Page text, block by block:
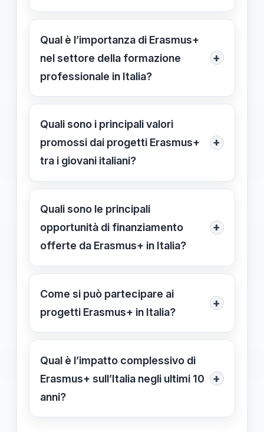
Ha mobilitato circa 425.000 studenti
e staff universitario attraverso 240
partnership, migliorando
l’internazionalizzazione delle
Qual è l’importanza di Erasmus+
nel settore della formazione
professionale in Italia?
+
Sono stati realizzati circa 3.400
progetti, coinvolgendo circa 148.000
partecipanti, per sviluppare
competenze richieste dal mercato del
Quali sono i principali valori
promossi dai progetti Erasmus+
tra i giovani italiani?
+
Favoriscono esperienze di
cittadinanza europea, scambio
culturale, inclusione sociale e
sviluppo di competenze trasversali.
Quali sono le principali
opportunità di finanziamento
offerte da Erasmus+ in Italia?
+
I bandi annuali pubblicano opportunità
di finanziamento per mobilità, tirocini,
scambi tra scuole e formazione
o totale dei costi.
Come si può partecipare ai
progetti Erasmus+ in Italia?
+
Le soggetti interessati devono
seguire le procedure indicate nei
bandi, presentando proposte
conformi alle linee guida europee e
Qual è l’impatto complessivo di
Erasmus+ sull’Italia negli ultimi 10
anni?
+
Ha rafforzato l’internazionalizzazione,